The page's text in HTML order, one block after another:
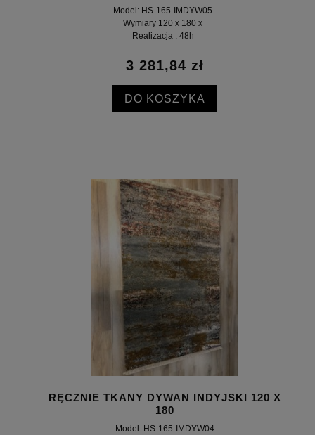
Model: HS-165-IMDYW05
Wymiary 120 x 180 x
Realizacja : 48h
3 281,84 zł
DO KOSZYKA
RĘCZNIE TKANY DYWAN INDYJSKI 120 X
180
Model: HS-165-IMDYW04